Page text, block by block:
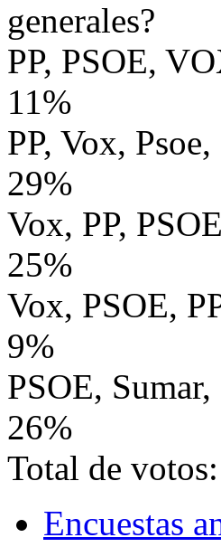
generales?
PP, PSOE,
11%
PP, Vox,
29%
Vox, PP,
25%
Vox, PSOE,
9%
PSOE, Sumar,
26%
Total de votos:
Encuestas